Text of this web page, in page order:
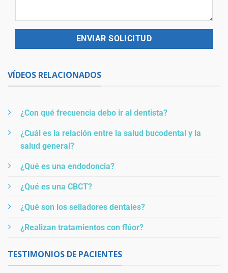
VÍDEOS RELACIONADOS
¿Con qué frecuencia debo ir al dentista?
¿Cuál es la relación entre la salud bucodental y la
salud general?
¿Qué es una endodoncia?
¿Qué es una CBCT?
¿Qué son los selladores dentales?
¿Realizan tratamientos con flúor?
TESTIMONIOS DE PACIENTES